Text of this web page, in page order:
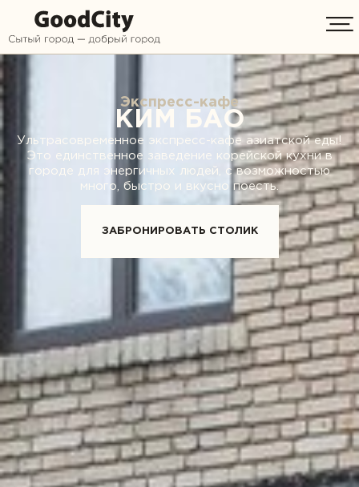
Экспресс-кафе
КИМ БАО
Ультрасовременное экспресс-кафе азиатской еды!
Это единственное заведение корейской кухни в
городе для энергичных людей, с возможностью
много, быстро и вкусно поесть.
ЗАБРОНИРОВАТЬ СТОЛИК